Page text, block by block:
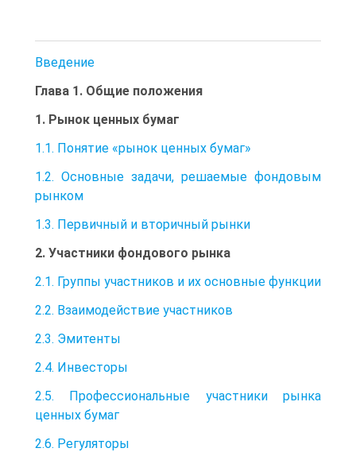
Введение
Глава 1. Общие положения
1. Рынок ценных бумаг
1.1. Понятие «рынок ценных бумаг»
1.2. Основные задачи, решаемые фондовым
рынком
1.3. Первичный и вторичный рынки
2. Участники фондового рынка
2.1. Группы участников и их основные функции
2.2. Взаимодействие участников
2.3. Эмитенты
2.4. Инвесторы
2.5. Профессиональные участники рынка
ценных бумаг
2.6. Регуляторы